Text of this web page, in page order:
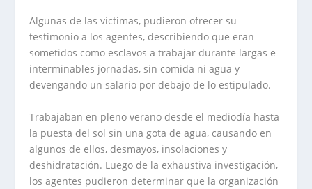
Algunas de las víctimas, pudieron ofrecer su
testimonio a los agentes, describiendo que eran
sometidos como esclavos a trabajar durante largas e
interminables jornadas, sin comida ni agua y
devengando un salario por debajo de lo estipulado.
Trabajaban en pleno verano desde el mediodía hasta
la puesta del sol sin una gota de agua, causando en
algunos de ellos, desmayos, insolaciones y
deshidratación. Luego de la exhaustiva investigación,
los agentes pudieron determinar que la organización